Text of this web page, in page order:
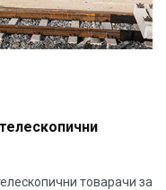
товарачи за